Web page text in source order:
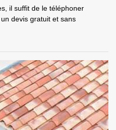
il suffit de le téléphoner
devis gratuit et sans